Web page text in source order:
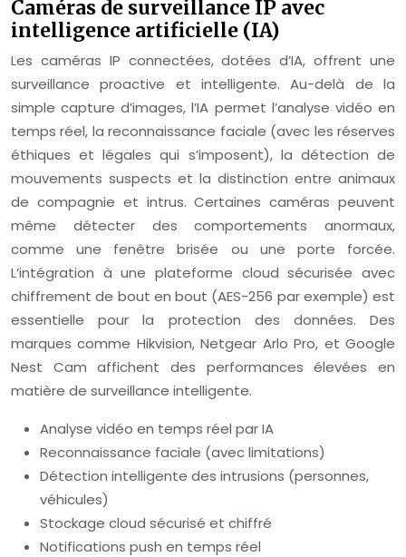
Caméras de surveillance IP avec
intelligence artificielle (IA)
Les caméras IP connectées, dotées d’IA, offrent une
surveillance proactive et intelligente. Au-delà de la
simple capture d’images, l’IA permet l’analyse vidéo en
temps réel, la reconnaissance faciale (avec les réserves
éthiques et légales qui s’imposent), la détection de
mouvements suspects et la distinction entre animaux
de compagnie et intrus. Certaines caméras peuvent
même détecter des comportements anormaux,
comme une fenêtre brisée ou une porte forcée.
L’intégration à une plateforme cloud sécurisée avec
chiffrement de bout en bout (AES-256 par exemple) est
essentielle pour la protection des données. Des
marques comme Hikvision, Netgear Arlo Pro, et Google
Nest Cam affichent des performances élevées en
matière de surveillance intelligente.
Analyse vidéo en temps réel par IA
Reconnaissance faciale (avec limitations)
Détection intelligente des intrusions (personnes,
véhicules)
Stockage cloud sécurisé et chiffré
Notifications push en temps réel